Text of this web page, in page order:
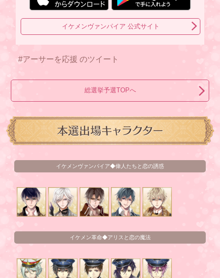
イケメンヴァンパイア 公式サイト
#アーサーを応援 のツイート
総選挙予選TOPへ
イケメンヴァンパイア◆偉人たちと恋の誘惑
イケメン革命◆アリスと恋の魔法